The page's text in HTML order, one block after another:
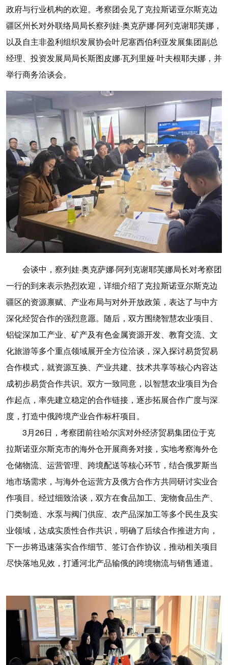
政府与行业机构的欢迎。考察团会见了克拉斯诺亚尔斯克边
疆区州长对外联络局局长察列娃·奥克萨娜·阿列克谢耶芙娜，
以及自主非盈利组织发展协会叶尼塞西伯利亚发展集团副总
经理、投资发展局局长斯图皮娜·瓦列里娅·叶夫根耶夫娜，并
举行商务洽谈会。
会谈中，察列娃·奥克萨娜·阿列克谢耶芙娜局长对考察团
一行的到来表示热烈欢迎，详细介绍了克拉斯诺亚尔斯克边
疆区的资源禀赋、产业布局与对外开放政策，表达了与中方
深化经贸合作的强烈意愿。随后，双方围绕智慧农业项目、
铝锭深加工产业、矿产及有色金属资源开发、教育交流、文
化旅游等多个重点领域展开全方位洽谈，深入探讨易货贸易
合作模式，就资源互换、产业共建、技术共享等核心内容达
成初步易货合作共识。双方一致同意，以智慧农业项目为合
作起点，率先建立稳定的合作链接，逐步拓展合作广度与深
度，打造中俄跨境产业合作标杆项目。
3月26日，考察团前往哈尔滨对外经济贸易集团位于克
拉斯诺亚尔斯克市的海外仓开展商务对接，实地考察海外仓
仓储物流、运营管理、跨境配送等核心环节，结合俄罗斯当
地市场需求，与海外仓运营方及俄方合作方共同研讨实业合
作项目。经过细致洽谈，双方在食品加工、宠物食品生产、
门类制造、水泵与阀门供应、农产品深加工等多个民生及实
业领域，达成实质性合作共识，明确了后续合作推进方向，
下一步将迅速落实合作细节、签订合作协议，推动相关项目
尽快落地见效，打通河北产品输俄的跨境物流与销售通道。